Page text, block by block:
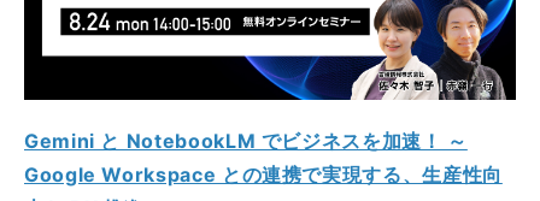
Gemini と NotebookLM でビジネスを加速！ ～
Google Workspace との連携で実現する、生産性向